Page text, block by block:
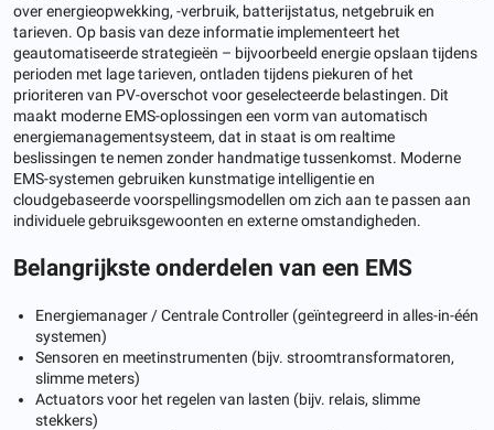
over energieopwekking, -verbruik, batterijstatus, netgebruik en
tarieven. Op basis van deze informatie implementeert het
geautomatiseerde strategieën – bijvoorbeeld energie opslaan tijdens
perioden met lage tarieven, ontladen tijdens piekuren of het
prioriteren van PV-overschot voor geselecteerde belastingen. Dit
maakt moderne EMS-oplossingen een vorm van automatisch
energiemanagementsysteem, dat in staat is om realtime
beslissingen te nemen zonder handmatige tussenkomst. Moderne
EMS-systemen gebruiken kunstmatige intelligentie en
cloudgebaseerde voorspellingsmodellen om zich aan te passen aan
individuele gebruiksgewoonten en externe omstandigheden.
Belangrijkste onderdelen van een EMS
Energiemanager / Centrale Controller (geïntegreerd in alles-in-één
systemen)
Sensoren en meetinstrumenten (bijv. stroomtransformatoren,
slimme meters)
Actuators voor het regelen van lasten (bijv. relais, slimme
stekkers)